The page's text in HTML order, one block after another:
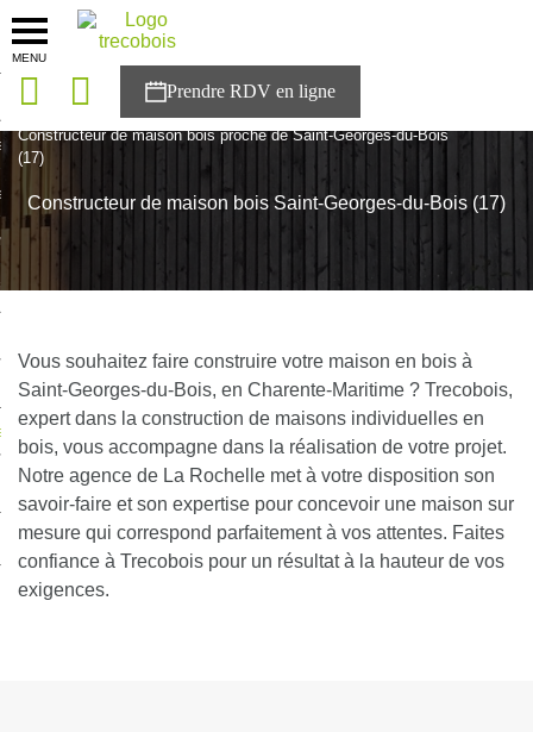
MENU
solutions
Trecobois
à NESTOR
Constructeur de maison bois proche de Saint-Georges-du-Bois
(17)
Constructeur de maison bois Saint-Georges-du-Bois (17)
Vous souhaitez faire construire votre maison en bois à
Saint-Georges-du-Bois, en Charente-Maritime ? Trecobois,
expert dans la construction de maisons individuelles en
bois, vous accompagne dans la réalisation de votre projet.
Notre agence de La Rochelle met à votre disposition son
savoir-faire et son expertise pour concevoir une maison sur
mesure qui correspond parfaitement à vos attentes. Faites
confiance à Trecobois pour un résultat à la hauteur de vos
exigences.